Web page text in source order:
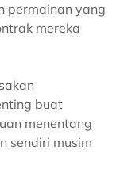
permainan yang
mereka
buat
menentang
sendiri musim